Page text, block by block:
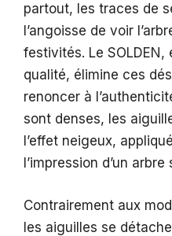
partout, les traces de
l’angoisse de voir
festivités. Le SOLDEN,
qualité, élimine ces
renoncer à
sont denses, les
l’effet neigeux,
l’impression d’un
Contrairement aux
les aiguilles se